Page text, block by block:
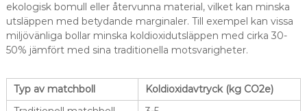
ekologisk bomull eller återvunna material, vilket kan minska
utsläppen med betydande marginaler. Till exempel kan vissa
miljövänliga bollar minska koldioxidutsläppen med cirka 30-
50% jämfört med sina traditionella motsvarigheter.
Typ av matchboll
Koldioxidavtryck (kg CO2e)